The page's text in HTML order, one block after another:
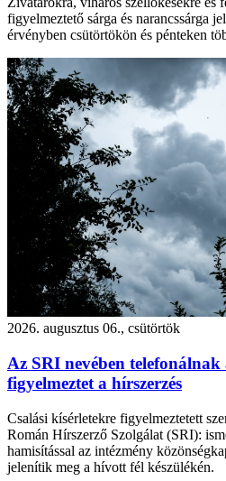
figyelmeztető sárga és narancssárga
érvényben csütörtökön és pénteken
2026. augusztus 06., csütörtök
Az SRI nevében telefonálnak
figyelmeztet a hírszerzés
Csalási kísérletekre figyelmeztetett
Román Hírszerző Szolgálat (SRI):
hamisítással az intézmény
jelenítik meg a hívott fél készülékén.